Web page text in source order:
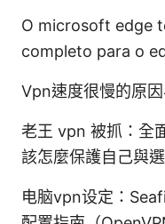
O microsoft edge
completo para o
Vpn速度很慢的原
老王 vpn 被抓：全
該怎麼保護自己與
电脑vpn设定：